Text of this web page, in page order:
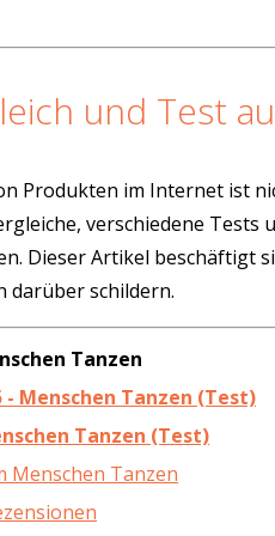
und Test
Produkten im Internet ist
verschiedene Tests
Dieser Artikel beschäftigt
darüber schildern.
Tanzen
Menschen Tanzen (Test)
Tanzen (Test)
Menschen Tanzen